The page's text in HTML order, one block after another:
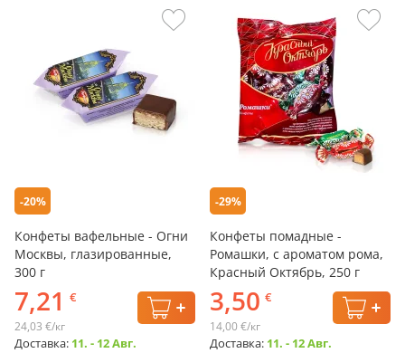
-20%
Конфеты вафельные - Огни
Москвы, глазированные,
300 г
7,21 €
24,03 €/кг
Доставка: 11. - 12 Авг.
-29%
Конфеты помадные -
Ромашки, с ароматом рома,
Красный Октябрь, 250 г
3,50 €
14,00 €/кг
Доставка: 11. - 12 Авг.